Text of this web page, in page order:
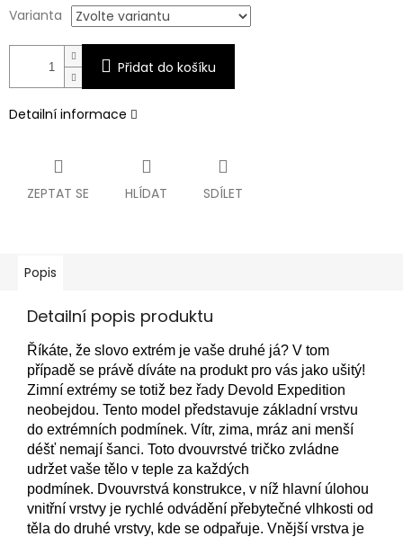
Varianta
Přidat do košíku
Detailní informace
ZEPTAT SE HLÍDAT SDÍLET
Popis
Detailní popis produktu
Říkáte, že slovo extrém je vaše druhé já? V tom
případě se právě díváte na produkt pro vás jako ušitý!
Zimní extrémy se totiž bez řady Devold Expedition
neobejdou. Tento model představuje základní vrstvu
do extrémních podmínek. Vítr, zima, mráz ani menší
déšť nemají šanci. Toto dvouvrstvé tričko zvládne
udržet vaše tělo v teple za každých
podmínek. Dvouvrstvá konstrukce, v níž hlavní úlohou
vnitřní vrstvy je rychlé odvádění přebytečné vlhkosti od
těla do druhé vrstvy, kde se odpařuje. Vnější vrstva je